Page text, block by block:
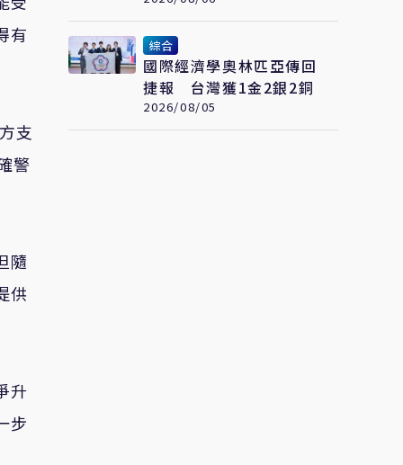
有
支
警
隨
供
升
步
綜合
國際經濟學奧林匹亞傳回
捷報 台灣獲1金2銀2銅
2026/08/05